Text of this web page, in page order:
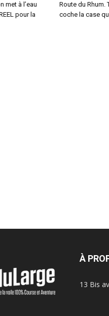
met à l’eau
pour la
Route du Rhum.
coche la case
À
13 Bis